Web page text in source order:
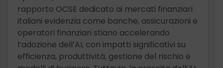
rapporto OCSE dedicato ai mercati finanziari
italiani evidenzia come banche, assicurazioni e
operatori finanziari stiano accelerando
l’adozione dell’AI, con impatti significativi su
efficienza, produttività, gestione del rischio e